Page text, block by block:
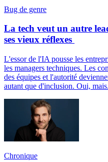
Bug de genre
La tech veut un autre
ses vieux réflexes
L'essor de l'IA pousse les
les managers techniques. Les
des équipes et l'autorité
autant que d'inclusion. Oui,
Chronique